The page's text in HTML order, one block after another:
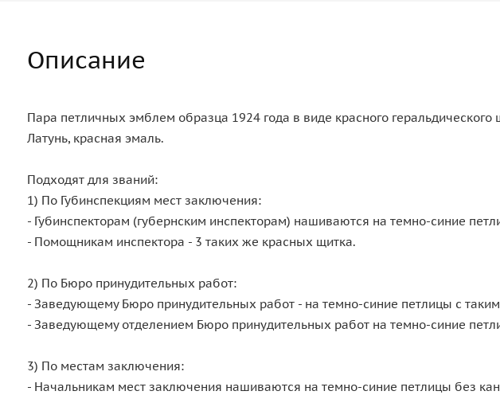
Описание
Пара петличных эмблем образца 1924 года в виде красного
Латунь, красная эмаль.
Подходят для званий:
1) По Губинспекциям мест заключения:
- Губинспекторам (губернским инспекторам) нашиваются на темно-синие
- Помощникам инспектора - 3 таких же красных щитка.
2) По Бюро принудительных работ:
- Заведующему Бюро принудительных работ - на темно-синие петлицы с
- Заведующему отделением Бюро принудительных работ на темно-синие
3) По местам заключения:
- Начальникам мест заключения нашиваются на темно-синие петлицы без